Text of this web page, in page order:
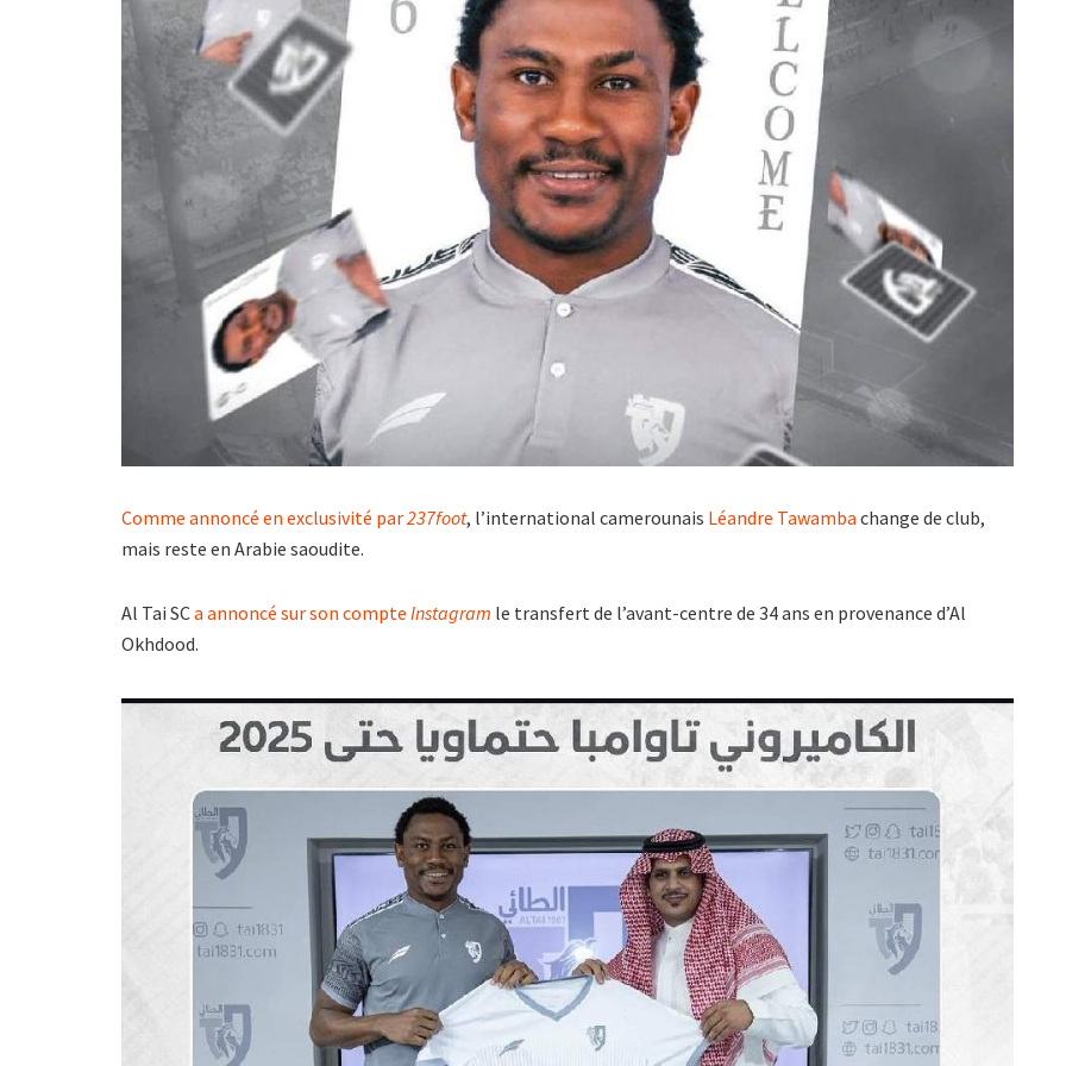
Comme annoncé en exclusivité par237foot, l’international camerounais Léandre Tawamba change de club,
mais reste en Arabie saoudite.
Al Tai SCa annoncé sur son compte Instagram le transfert de l’avant-centre de 34 ans en provenance d’Al
Okhdood.